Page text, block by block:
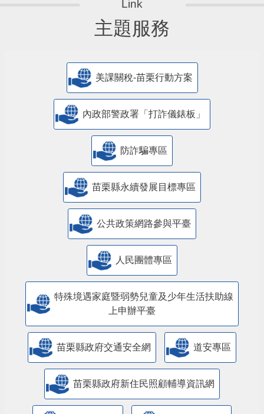
主題服務
美課關稅-苗栗行動方案
內政部警政署「打詐儀錶板」
防詐騙專區
苗栗縣永續發展目標專區
公共政策網路參與平臺
人民團體專區
特殊境遇家庭暨弱勢兒童及少年生活扶助線
上申辦平臺
苗栗縣政府交通安全網 道安專區
苗栗縣政府新住民照顧輔導資訊網